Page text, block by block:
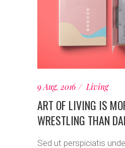
9 Aug, 2016 Living
ART OF LIVING IS
WRESTLING THAN
Sed ut perspiciatis